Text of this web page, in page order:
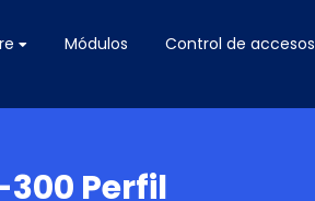
Módulos Control de accesos
300 Perfil